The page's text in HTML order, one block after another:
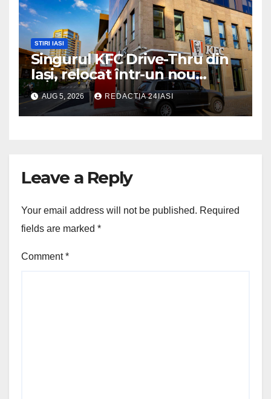
STIRI IASI
Singurul KFC Drive-Thru din
Iași, relocat într-un nou
spaţiu din Palas, cu peste
400 mp la interior și servicii
disponibile non-stop
AUG 5, 2026 REDACTIA 24IASI
Leave a Reply
Your email address will not be published. Required
fields are marked *
Comment*